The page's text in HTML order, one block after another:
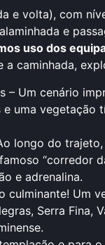
e volta), com
e
uso dos
a caminhada,
– Um cenário
uma vegetação
longo do
“corredor
e adrenalina.
culminante! Um
Serra Fina,